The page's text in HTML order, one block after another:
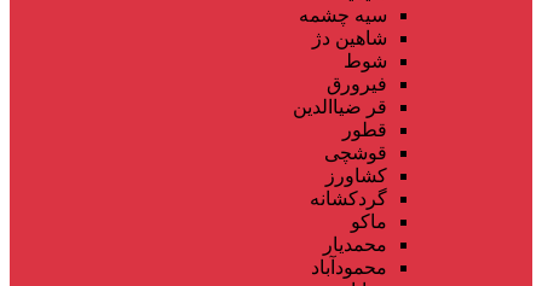
سیه چشمه
شاهین دژ
شوط
فیرورق
قر ضیاالدین
قطور
قوشچی
کشاورز
گردکشانه
ماکو
محمدیار
محمودآباد